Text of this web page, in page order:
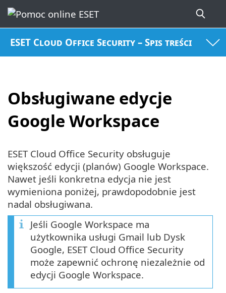
ESET Cloud Office Security – Spis treści
Obsługiwane edycje
Google Workspace
ESET Cloud Office Security obsługuje
większość edycji (planów) Google Workspace.
Nawet jeśli konkretna edycja nie jest
wymieniona poniżej, prawdopodobnie jest
nadal obsługiwana.
Jeśli Google Workspace ma
użytkownika usługi Gmail lub Dysk
Google, ESET Cloud Office Security
może zapewnić ochronę niezależnie od
edycji Google Workspace.